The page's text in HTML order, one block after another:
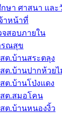
กษา ศาสนา แล
าหน้าที่
สอบภายใน
รณสุข
ต.บ้านสระตลุง
ต.บ้านปากห้วยไ
ต.บ้านโป่งแดง
ต.สมอโคน
ต.บ้านหนองงิ้ว